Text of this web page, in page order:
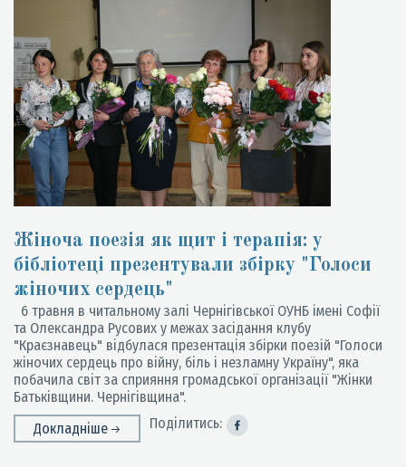
Жіноча поезія як щит і терапія: у
бібліотеці презентували збірку "Голоси
жіночих сердець"
6 травня в читальному залі Чернігівської ОУНБ імені Софії
та Олександра Русових у межах засідання клубу
"Краєзнавець" відбулася презентація збірки поезій "Голоси
жіночих сердець про війну, біль і незламну Україну", яка
побачила світ за сприяння громадської організації "Жінки
Батьківщини. Чернігівщина".
Докладніше
Поділитись: